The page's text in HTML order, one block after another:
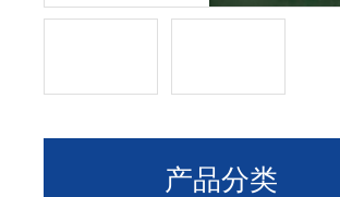
产品分类